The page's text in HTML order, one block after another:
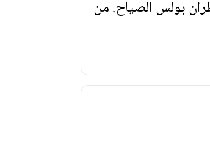
بولس الصياح. من